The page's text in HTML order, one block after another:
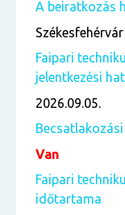
A beiratkozás
Székesfehérvár
Faipari
jelentkezési
2026.09.05.
Van
Faipari
időtartama